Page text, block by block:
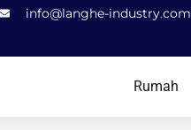
info@langhe-industry.com
Rumah